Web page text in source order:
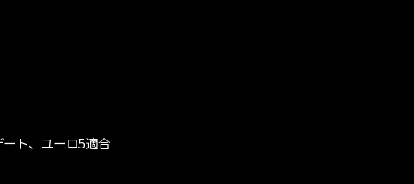
ト、ユーロ5適合